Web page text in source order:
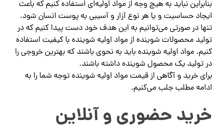
بنابراین نباید به هیچ وجه از مواد اولیه‌ای استفاده کنیم که باعث
ایجاد حساسیت و یا هر نوع آزار و آسیبی به پوست انسان شود.
تنها در صورتی می‌توانیم به این هدف خود دست پیدا کنیم که در
تولید محصولات شوینده از مواد اولیه شوینده با کیفیت استفاده
کنیم. مواد اولیه شوینده باید به نحوی باشند که بهترین خروجی را
در تولید یک محصول شوینده داشته باشند.
برای خرید و آگاهی از قیمت مواد اولیه شوینده توجه شما را به
ادامه مطلب جلب می‌کنیم.
خرید حضوری و آنلاین